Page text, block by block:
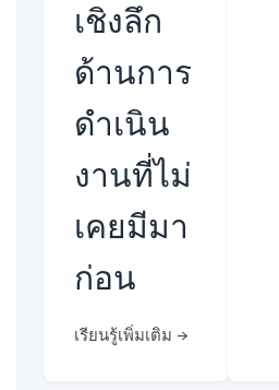
เชิงลึก
ด้านการ
ดำเนิน
งานที่ไม่
เคยมีมา
ก่อน
เรียนรู้เพิ่มเติม →